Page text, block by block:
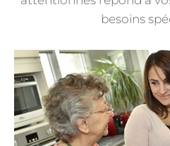
attentionnés répond à
besoins